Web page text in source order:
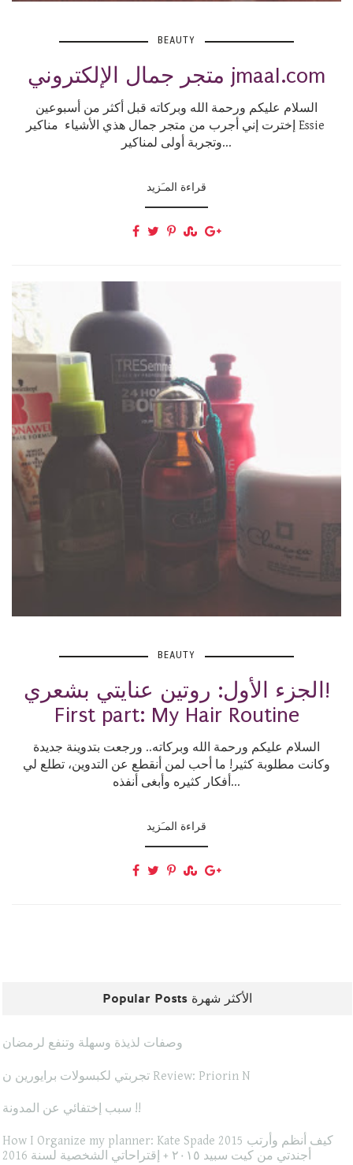
BEAUTY
متجر جمال الإلكتروني jmaal.com
السلام عليكم ورحمة الله وبركاته قبل أكثر من أسبوعين
إخترت إني أجرب من متجر جمال هذي الأشياء مناكير Essie
وتجربة أولى لمناكير...
قراءة المـَزيد
BEAUTY
الجزء الأول: روتين عنايتي بشعري!
First part: My Hair Routine
السلام عليكم ورحمة الله وبركاته.. ورجعت بتدوينة جديدة
وكانت مطلوبة كثير! ما أحب لمن أنقطع عن التدوين، تطلع لي
أفكار كثيره وأبغى أنفذه...
قراءة المـَزيد
Popular Posts الأكثر شهرة
وصفات لذيذة وسهلة وتنفع لرمضان
تجربتي لكبسولات برايورين ن Review: Priorin N
سبب إختفائي عن المدونة !!
How I Organize my planner: Kate Spade 2015 كيف أنظم وأرتب
أجندتي من كيت سبيد ٢٠١٥ + إقتراحاتي الشخصية لسنة 2016